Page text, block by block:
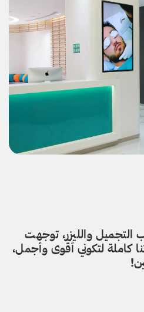
في طب التجميل والليزر، توجهت
كاملة لتكوني أقوى وأجمل،